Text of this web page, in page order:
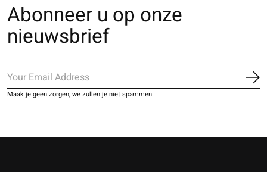
Abonneer u op onze
nieuwsbrief
Maak je geen zorgen, we zullen je niet spammen